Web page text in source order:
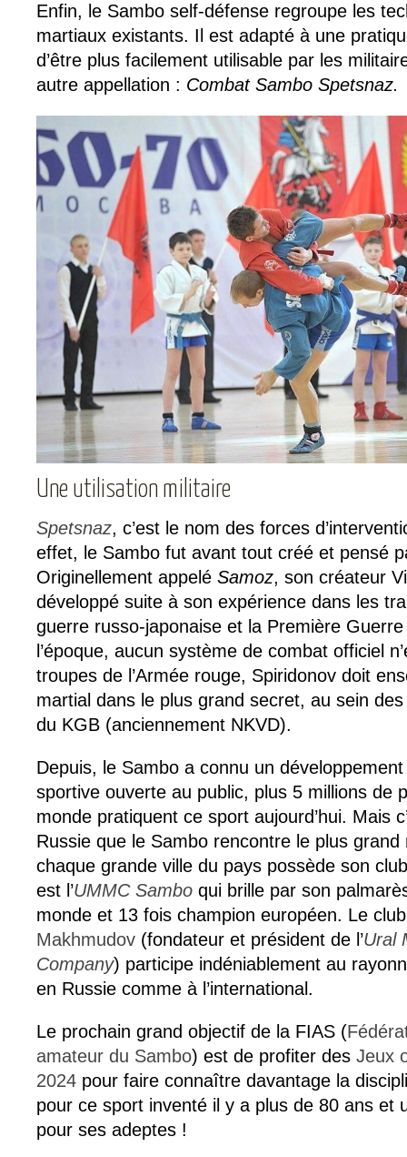
Enfin, le Sambo self-défense regroupe les
martiaux existants. Il est adapté à une
d’être plus facilement utilisable par les
autre appellation : Combat Sambo Spetsnaz.
Une utilisation militaire
Spetsnaz, c’est le nom des forces
effet, le Sambo fut avant tout créé et pensé
Originellement appelé Samoz, son créateur
développé suite à son expérience dans les
guerre russo-japonaise et la Première Guerre
l’époque, aucun système de combat officiel
troupes de l’Armée rouge, Spiridonov doit
martial dans le plus grand secret, au sein
du KGB (anciennement NKVD).
Depuis, le Sambo a connu un
sportive ouverte au public, plus 5 millions de
monde pratiquent ce sport aujourd’hui. Mais
Russie que le Sambo rencontre le plus grand
chaque grande ville du pays possède son
est l’UMMC Sambo qui brille par son
monde et 13 fois champion européen. Le
Makhmudov (fondateur et président de l’Ural
Company) participe indéniablement au
en Russie comme à l’international.
Le prochain grand objectif de la FIAS (
amateur du Sambo) est de profiter des Jeux
2024 pour faire connaître davantage la
pour ce sport inventé il y a plus de 80 ans et
pour ses adeptes !